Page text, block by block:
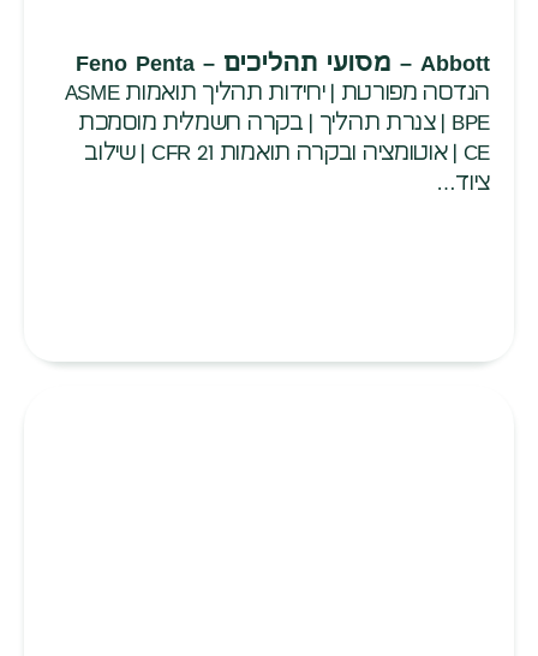
Abbott – מסועי תהליכים – Feno Penta
הנדסה מפורטת | יחידות תהליך תואמות ASME
BPE | צנרת תהליך | בקרה חשמלית מוסמכת
CE | אוטומציה ובקרה תואמות 21 CFR | שילוב
ציוד…